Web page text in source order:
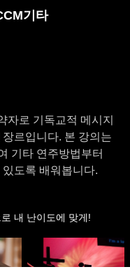
기타
자로 기독교적 메시지
르입니다. 본 강의는
기타 연주방법부터
도록 배워봅니다.
내 난이도에 맞게!